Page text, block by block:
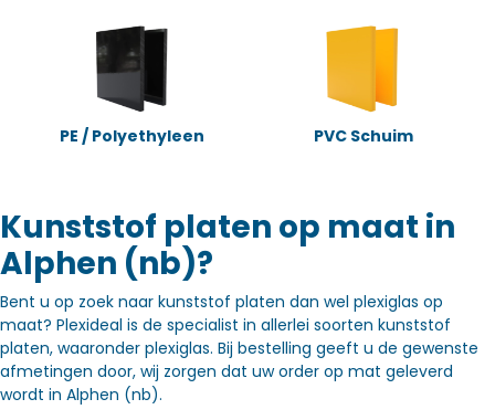
PE / Polyethyleen PVC Schuim
Kunststof platen op maat in
Alphen (nb)?
Bent u op zoek naar kunststof platen dan wel plexiglas op
maat? Plexideal is de specialist in allerlei soorten kunststof
platen, waaronder plexiglas. Bij bestelling geeft u de gewenste
afmetingen door, wij zorgen dat uw order op mat geleverd
wordt in Alphen (nb).